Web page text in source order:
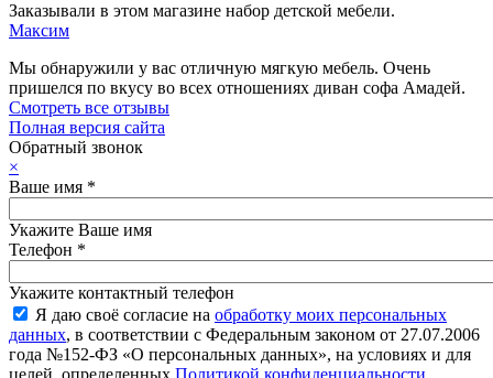
Заказывали в этом магазине набор детской мебели.
Максим
Мы обнаружили у вас отличную мягкую мебель. Очень
пришелся по вкусу во всех отношениях диван софа Амадей.
Смотреть все отзывы
Полная версия сайта
Обратный звонок
×
Ваше имя *
Укажите Ваше имя
Телефон *
Укажите контактный телефон
Я даю своё согласие на обработку моих персональных
данных, в соответствии с Федеральным законом от 27.07.2006
года №152-ФЗ «О персональных данных», на условиях и для
целей, определенных Политикой конфиденциальности